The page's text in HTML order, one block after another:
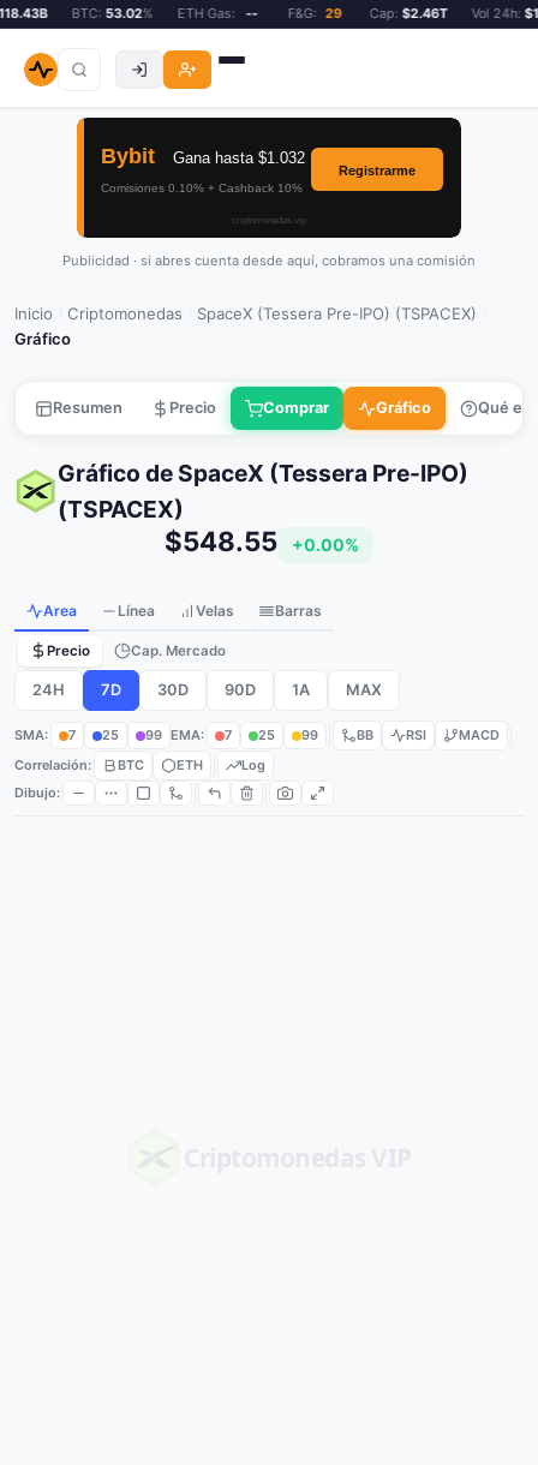
BTC:53.02% ETH Gas: -- F&G: 29 Cap:$2.46T Vol 24h:
Publicidad · si abres cuenta desde aquí, cobramos una comisión
Inicio Criptomonedas SpaceX (Tessera Pre-IPO) (TSPACEX)
Gráfico
Resumen Precio Comprar Gráfico Qué es
Gráfico de SpaceX (Tessera Pre-IPO)
(TSPACEX)
$548.55 +0.00%
Area Línea Velas Barras
Precio Cap. Mercado
24H 7D 30D 90D 1A MAX
SMA: 7 25 99 EMA: 7 25 99 BB RSI
MACD
Correlación:
BTC ETH
Log
Dibujo: